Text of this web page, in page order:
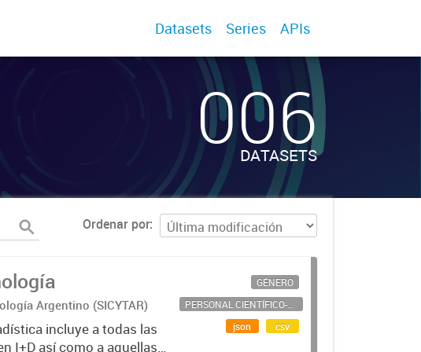
Datasets Series APIs
006
DATASETS
Ordenar por
Argentino (SICYTAR)
incluye a todas las
I+D así como a aquellas
GÉNERO
PERSONAL CIENTÍFICO-TECNOLÓGICO
json
csv